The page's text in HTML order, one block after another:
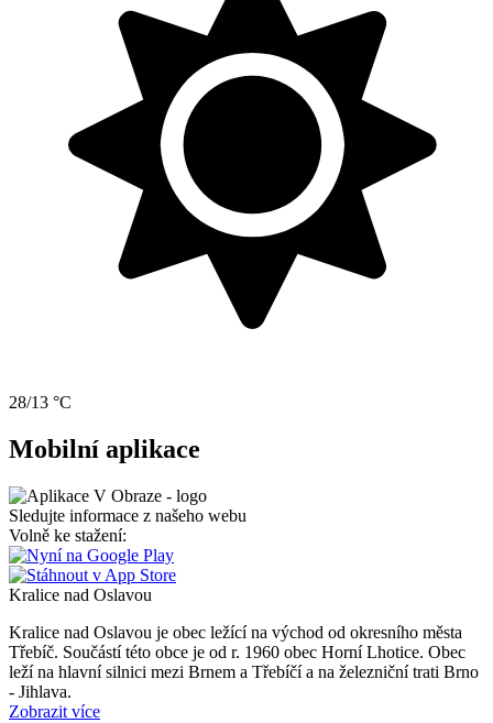
28/13 °C
Mobilní aplikace
Sledujte informace z našeho webu
Volně ke stažení:
Kralice nad Oslavou
Kralice nad Oslavou je obec ležící na východ od okresního města
Třebíč. Součástí této obce je od r. 1960 obec Horní Lhotice. Obec
leží na hlavní silnici mezi Brnem a Třebíčí a na železniční trati Brno
- Jihlava.
Zobrazit více